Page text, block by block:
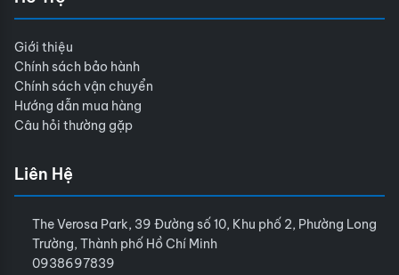
Giới thiệu
Chính sách bảo hành
Chính sách vận chuyển
Hướng dẫn mua hàng
Câu hỏi thường gặp
Liên Hệ
The Verosa Park, 39 Đường số 10, Khu phố 2, Phường Long
Trường, Thành phố Hồ Chí Minh
0938697839